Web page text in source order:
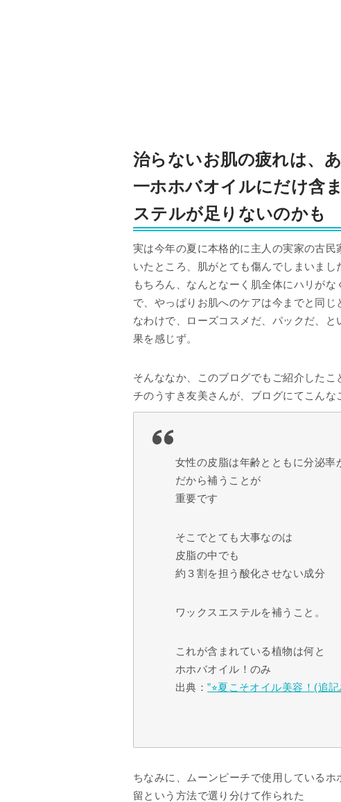
治らないお肌の疲れは、
一ホホバオイルにだけ含
ステルが足りないのかも
実は今年の夏に本格的に主人の実家の古
いたところ、肌がとても傷んでしまいま
もちろん、なんとなーく肌全体にハリが
で、やっぱりお肌へのケアは今までと同
なわけで、ローズコスメだ、パックだ、
果を感じず。
そんななか、このブログでもご紹介した
チのうすき友美さんが、ブログにてこんな
女性の皮脂は年齢とともに分泌率
だから補うことが
重要です
そこでとても大事なのは
皮脂の中でも
約３割を担う酸化させない成分
ワックスエステルを補うこと。
これが含まれている植物は何と
ホホバオイル！のみ
出典：”⭐︎夏こそオイル美容！(追記
ちなみに、ムーンピーチで使用している
留という方法で選り分けて作られた